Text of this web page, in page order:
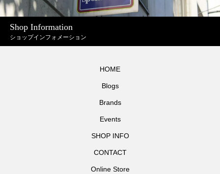
Shop Information
ショップインフォメーション
HOME
Blogs
Brands
Events
SHOP INFO
CONTACT
Online Store